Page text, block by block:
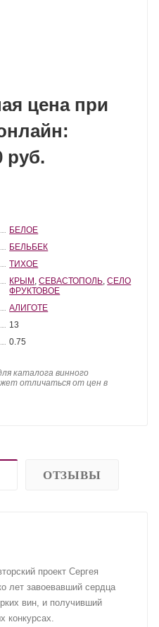
цена при
руб.
БЕЛОЕ
БЕЛЬБЕК
ТИХОЕ
КРЫМ ,СЕВАСТОПОЛЬ ,СЕЛО
ФРУКТОВОЕ
АЛИГОТЕ
13
0.75
каталога винного
отличаться от цен в
ОТЗЫВЫ
проект Сергея
лет завоевавший сердца
вин, и получивший
конкурсах.